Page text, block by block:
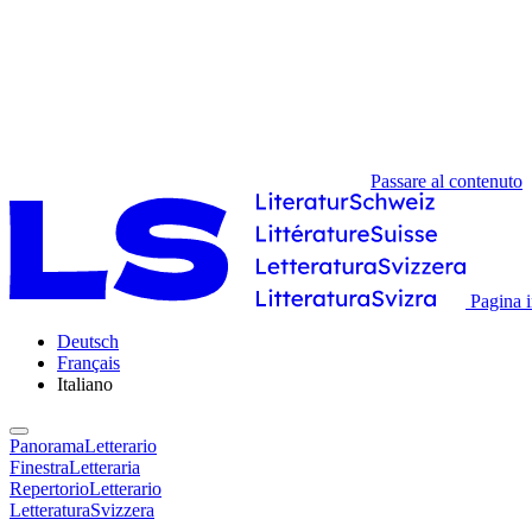
Passare al contenuto
Pagina
Deutsch
Français
Italiano
PanoramaLetterario
FinestraLetteraria
RepertorioLetterario
LetteraturaSvizzera